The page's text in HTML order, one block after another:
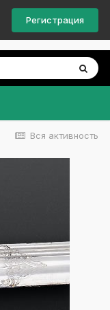
Регистрация
Вся активность